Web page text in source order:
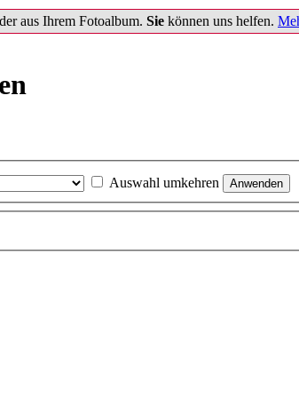
aus Ihrem Fotoalbum. Sie können uns helfen.
Auswahl umkehren